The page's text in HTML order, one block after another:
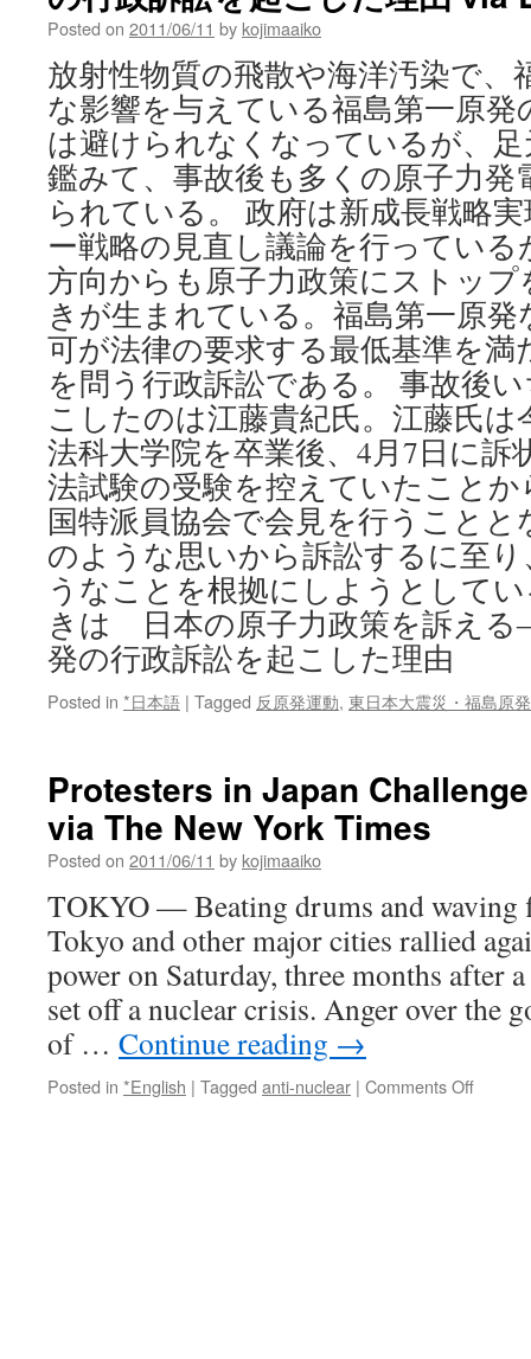
Posted on 2011/06/11 by kojimaaiko
放射性物質の飛散や海洋汚染で、
な影響を与えている福島第一原発
は避けられなくなっているが、
鑑みて、事故後も多くの原子力発
られている。 政府は新成長戦略
ー戦略の見直し議論を行ってい
方向からも原子力政策にストッ
きが生まれている。福島第一原
可が法律の要求する最低基準を
を問う行政訴訟である。 事故後
こしたのは江藤貴紀氏。江藤氏は
法科大学院を卒業後、4月7日に訴
法試験の受験を控えていたことか
国特派員協会で会見を行うこと
のような思いから訴訟するに至
うなことを根拠にしようとして
きは 日本の原子力政策を訴え
発の行政訴訟を起こした理由
Posted in *日本語 | Tagged 反原発運動, 東日本大震災・福島原発
Protesters in Japan
via The New York Times
Posted on 2011/06/11 by kojimaaiko
TOKYO — Beating drums and waving
Tokyo and other major cities rallied
power on Saturday, three months after
set off a nuclear crisis. Anger over the
of … Continue reading →
Posted in *English | Tagged anti-nuclear | Comments Offon